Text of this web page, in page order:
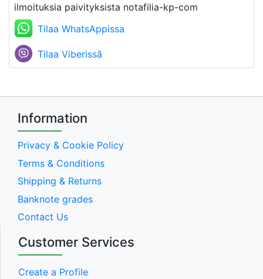
ilmoituksia paivityksista notafilia-kp-com
Tilaa WhatsAppissa
Tilaa Viberissã
Information
Privacy & Cookie Policy
Terms & Conditions
Shipping & Returns
Banknote grades
Contact Us
Customer Services
Create a Profile